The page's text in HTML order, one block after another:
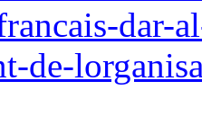
dar-
de-